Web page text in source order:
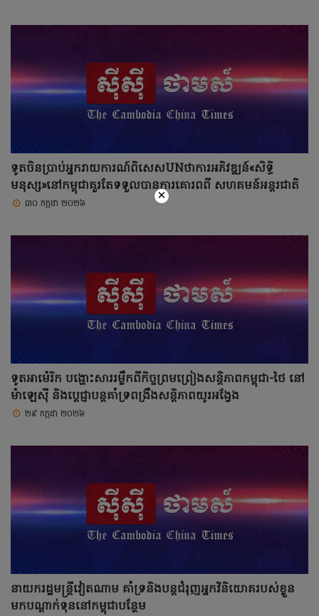
ទូតចិនប្រាប់អ្នករាយការណ៍ពិសេសUNថាការអភិវឌ្ឍន៍«សិទ្ធិ
មនុស្ស»នៅកម្ពុជាគួរតែទទួលបានការគោរពពី សហគមន៍អន្តរជាតិ
៣០ កក្កដា ២០២៦
ទូតអាម៉េរិក បង្ហោះសាររម្លឹកពីកិច្ចព្រមព្រៀងសន្តិភាពកម្ពុជា-ថៃ នៅ
ម៉ាឡេស៊ី និងប្តេជ្ញាបន្តគាំទ្រពង្រឹងសន្តិភាពយូរអង្វែង
២៩ កក្កដា ២០២៦
នាយករដ្ឋមន្ត្រីវៀតណាម គាំទ្រនិងបន្តជំរុញអ្នកវិនិយោគរបស់ខ្លួន
មកបណ្តាក់ទុននៅកម្ពុជាបន្ថែម
×